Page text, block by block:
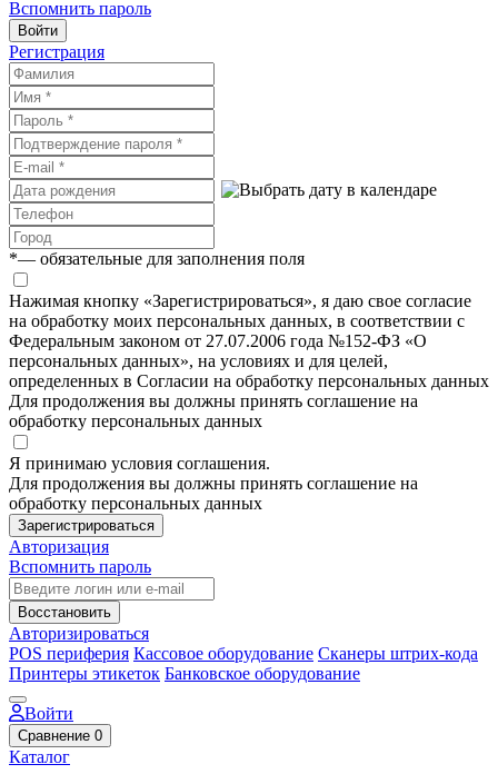
Вспомнить пароль
Войти
Регистрация
*— обязательные для заполнения поля
Нажимая кнопку «Зарегистрироваться», я даю свое согласие
на обработку моих персональных данных, в соответствии с
Федеральным законом от 27.07.2006 года №152-ФЗ «О
персональных данных», на условиях и для целей,
определенных в Согласии на обработку персональных данных
Для продолжения вы должны принять соглашение на
обработку персональных данных
Я принимаю условия соглашения.
Для продолжения вы должны принять соглашение на
обработку персональных данных
Зарегистрироваться
Авторизация
Вспомнить пароль
Восстановить
Авторизироваться
POS периферия Кассовое оборудование Сканеры штрих-кода
Принтеры этикеток Банковское оборудование
Войти
Сравнение 0
Каталог